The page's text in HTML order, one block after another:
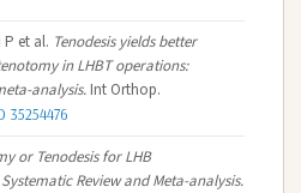
P et al. Tenodesis yields better
in LHBT operations:
analysis. Int Orthop.
35254476
or Tenodesis for LHB
Review and Meta-analysis.